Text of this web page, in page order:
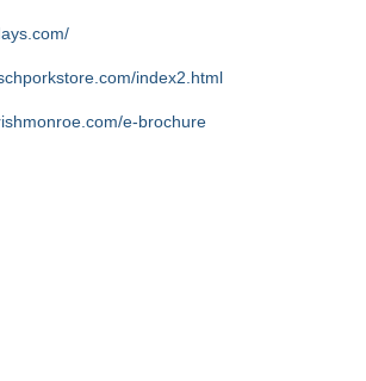
index2.html
e-brochure